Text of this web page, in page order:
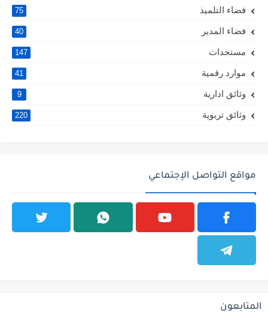
فضاء التلميذ 75
فضاء المدير 40
مستجدات 147
موارد رقمية 41
وثائق ادارية 9
وثائق تربوية 220
مواقع التواصل الإجتماعي
المتابعون